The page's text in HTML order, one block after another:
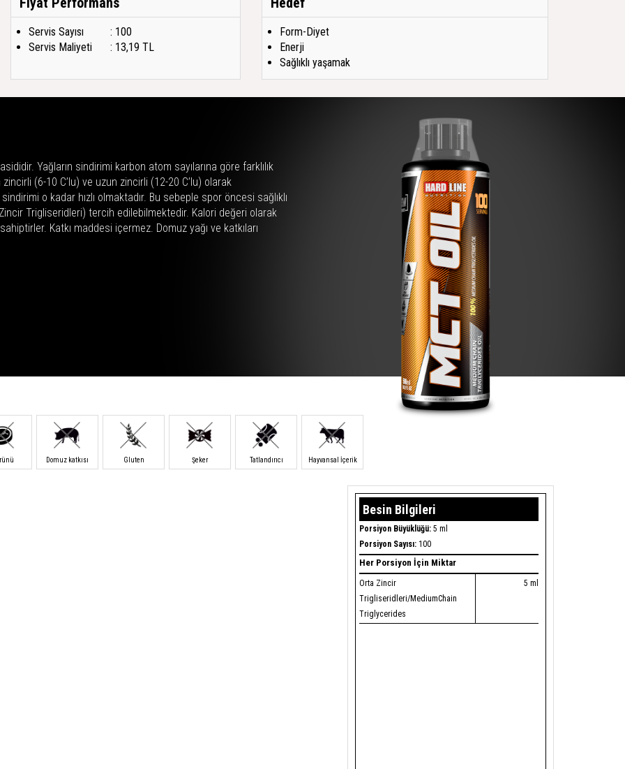
Servis Sayısı
: 100
Servis Maliyeti
: 13,19 TL
Form-Diyet
Enerji
Sağlıklı yaşamak
Yağların sindirimi karbon atom sayılarına göre farklılık
(6-10 C’lu) ve uzun zincirli (12-20 C’lu) olarak
o kadar hızlı olmaktadır. Bu sebeple spor öncesi sağlıklı
Trigliseridleri) tercih edilebilmektedir. Kalori değeri olarak
Katkı maddesi içermez. Domuz yağı ve katkıları
Domuz katkısı Gluten Şeker Tatlandırıcı Hayvansal İçerik
Besin Bilgileri
Porsiyon Büyüklüğü: 5 ml
Porsiyon Sayısı: 100
Her Porsiyon İçin Miktar
Orta Zincir
Trigliseridleri/MediumChain
Triglycerides
5 ml